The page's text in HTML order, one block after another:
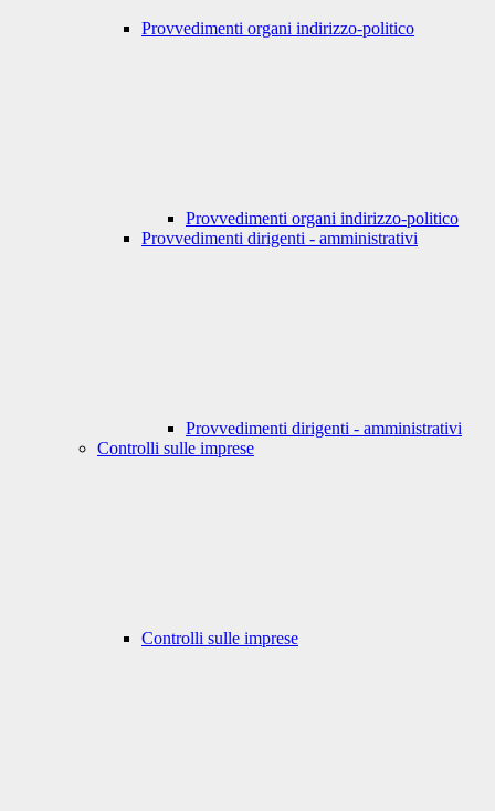
Provvedimenti organi indirizzo-politico
Provvedimenti organi indirizzo-politico
Provvedimenti dirigenti - amministrativi
Provvedimenti dirigenti - amministrativi
Controlli sulle imprese
Controlli sulle imprese